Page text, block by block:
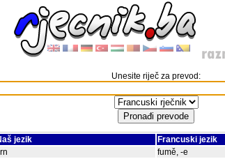
Unesite riječ za prevod:
jezik
Francuski jezik
fumě, -e